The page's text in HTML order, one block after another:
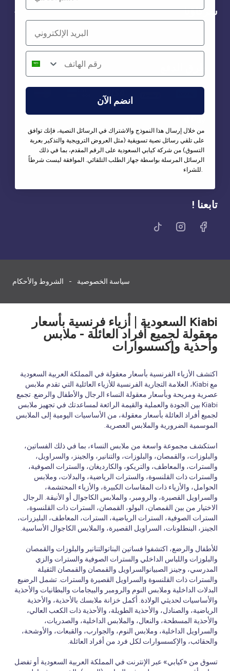
شركاؤنا
أخبرنا برأيك!
تابعنا !
سياسة الخصوصية الشروط والأحكام
Kiabi السعودية | أزياء فرنسية بأسعار
معقولة لجميع أفراد العائلة - ملابس
وأحذية وإكسسوارات
اكتشف الأزياء الفرنسية بأسعار معقولة في المملكة العربية السعودية
مع Kiabi، العلامة التجارية الفرنسية للأزياء العائلية التي تقدم ملابس
عصرية ومريحة وبأسعار معقولة النساء الرجال والأطفال والرضع. تجمع
Kiabi بين الجودة والعملية والقيمة الرائعة لمساعدتك في تجهيز ملابس
لجميع أفراد العائلة بأسعار معقولة، من الأساسيات اليومية إلى الملابس
الموسمية الضرورية والملابس العصرية.
استكشف مجموعة واسعة من ملابس النساء، بما في ذلك الفساتين،
والبلوزات، والقمصان، والبلوزات، والتنانير، والجينز، والسراويل،
والسترات، والمعاطف، والتريكو، والكارديغان، والسترات الصوفية،
والسترات ذات القلنسوة، والسترات الرياضية، والبدلات، وملابس
الحوامل، والأزياء ذات المقاسات الكبيرة، والأزياء المحتشمة،
والسراويل القصيرة، والرومبر، والملابس الكاجوال أو الأنيقة. الرجال
الاختيار من بين القمصان، البولو، القمصان، السترات ذات القلنسوة،
السترات الصوفية، السترات الرياضية، السترات، المعاطف، البليزرات،
الجينز، البنطلونات، السراويل القصيرة، والملابس الكاجوال الأساسية.
للأطفال والرضع، اكتشفوا فساتين البناتوالتنانير والبلوزات والقمصان
والبلوزات واللباس الداخلي والسترات الصوفية والسترات والزي
المدرسي، وجينز الصبيانوالسراويل والقمصان والقمصان الثقيلة
والسترات ذات القلنسوة والسراويل القصيرة والسترات. تشمل الرضيع
البدلات الداخلية وملابس النوم والرومبر والبيجامات والبطانيات والأحذية
والأساسيات لحديثي الولادة. أكمل خزانة ملابسك بالأحذية، والأحذية
الرياضية، والصنادل، والأحذية الطويلة، والأحذية ذات الكعب العالي،
والأحذية المسطحة، والنعال، والملابس الداخلية، والصدريات،
والسراويل الداخلية، وملابس النوم، والجوارب، والقبعات، والأوشحة،
والحقائب، والإكسسوارات لكل فرد من أفراد العائلة.
تسوق من «كيابي» عبر الإنترنت في المملكة العربية السعودية أو تفضل
انضم الآن
من خلال إرسال هذا النموذج والاشتراك في الرسائل النصية، فإنك توافق
على تلقي رسائل نصية تسويقية (مثل العروض الترويجية والتذكير بعربة
التسوق) من شركة كيابي السعودية على الرقم المقدم، بما في ذلك
الرسائل المرسلة بواسطة جهاز الطلب التلقائي. الموافقة ليست شرطاً
للشراء.